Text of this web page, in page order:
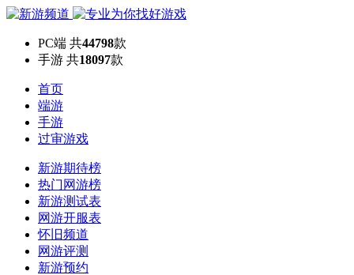
PC端 共44798款
手游 共18097款
首页
端游
手游
过审游戏
新游期待榜
热门网游榜
新游测试表
网游开服表
怀旧频道
网游评测
新游预约